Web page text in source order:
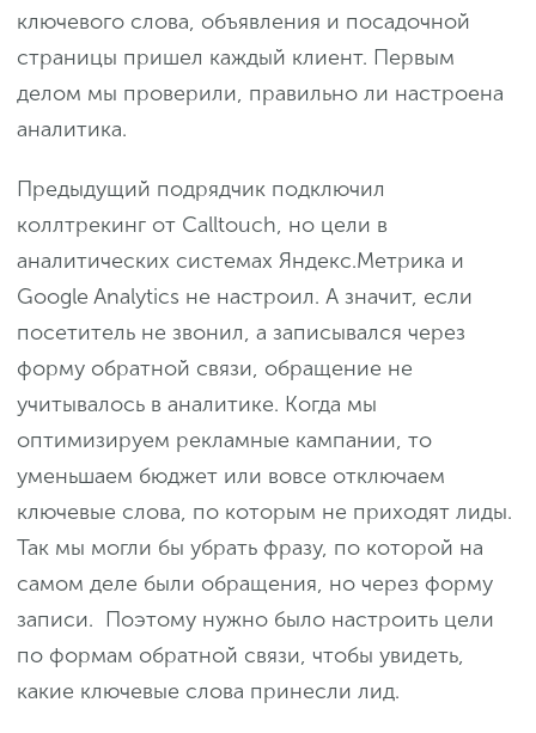
ключевого слова, объявления и посадочной
страницы пришел каждый клиент. Первым
делом мы проверили, правильно ли настроена
аналитика.
Предыдущий подрядчик подключил
коллтрекинг от Calltouch, но цели в
аналитических системах Яндекс.Метрика и
Google Analytics не настроил. А значит, если
посетитель не звонил, а записывался через
форму обратной связи, обращение не
учитывалось в аналитике. Когда мы
оптимизируем рекламные кампании, то
уменьшаем бюджет или вовсе отключаем
ключевые слова, по которым не приходят лиды.
Так мы могли бы убрать фразу, по которой на
самом деле были обращения, но через форму
записи. Поэтому нужно было настроить цели
по формам обратной связи, чтобы увидеть,
какие ключевые слова принесли лид.